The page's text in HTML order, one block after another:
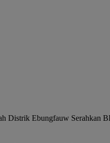
Distrik Ebungfauw Serahkan